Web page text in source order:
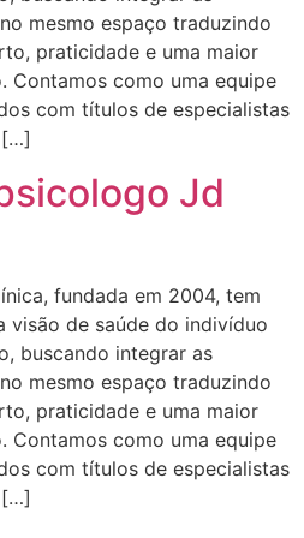
mesmo espaço traduzindo
praticidade e uma maior
Contamos como uma equipe
com títulos de especialistas
[…]
Jd
fundada em 2004, tem
visão de saúde do indivíduo
buscando integrar as
mesmo espaço traduzindo
praticidade e uma maior
Contamos como uma equipe
com títulos de especialistas
[…]